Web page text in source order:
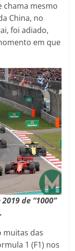
chama mesmo
China, no
foi adiado,
em que
de “1000”
muitas das
1 (F1) nos